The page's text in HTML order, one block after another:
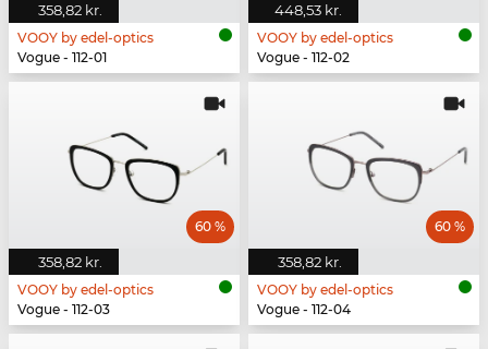
358,82 kr.
VOOY by edel-optics
Vogue - 112-01
448,53 kr.
VOOY by edel-optics
Vogue - 112-02
358,82 kr.
60 %
VOOY by edel-optics
Vogue - 112-03
358,82 kr.
60 %
VOOY by edel-optics
Vogue - 112-04